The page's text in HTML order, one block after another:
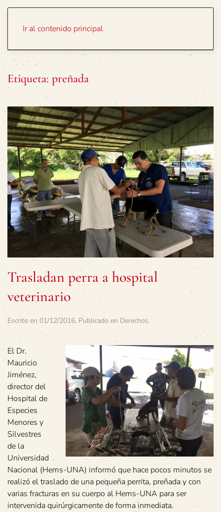
Ir al contenido principal
Etiqueta: preñada
Trasladan perra a hospital
veterinario
Escrito en 01/12/2016. Publicado en Derechos.
El Dr.
Mauricio
Jiménez,
director del
Hospital de
Especies
Menores y
Silvestres
de la
Universidad
Nacional (Hems-UNA) informó que hace pocos minutos se
realizó el traslado de una pequeña perrita, preñada y con
varias fracturas en su cuerpo al Hems-UNA para ser
intervenida quirúrgicamente de forma inmediata.